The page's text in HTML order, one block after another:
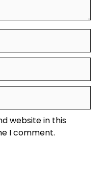
website in this
I comment.